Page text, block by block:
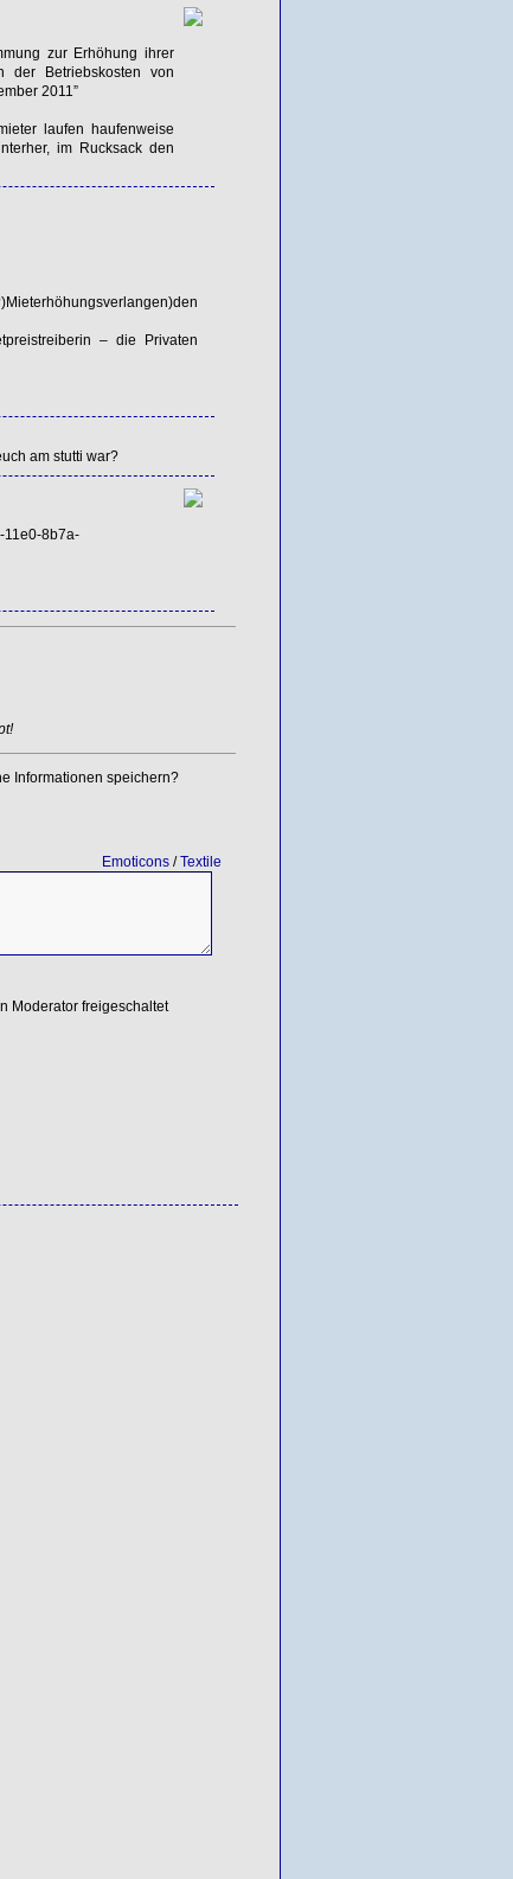
zur Erhöhung ihrer
der Betriebskosten von
2011”
laufen haufenweise
im Rucksack den
– die Privaten
am stutti war?
8b7a-
Informationen speichern?
Emoticons/Textile
Moderator freigeschaltet